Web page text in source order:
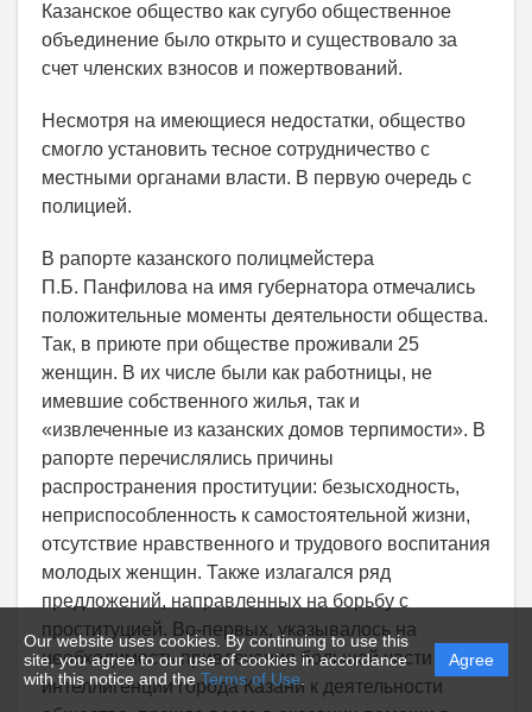
Our website uses cookies. By continuing to use this
site, you agree to our use of cookies in accordance
with this notice and theTerms of Use.
Agree
Казанское общество как сугубо общественное
объединение было открыто и существовало за
счет членских взносов и пожертвований.
Несмотря на имеющиеся недостатки, общество
смогло установить тесное сотрудничество с
местными органами власти. В первую очередь с
полицией.
В рапорте казанского полицмейстера
П.Б. Панфилова на имя губернатора отмечались
положительные моменты деятельности общества.
Так, в приюте при обществе проживали 25
женщин. В их числе были как работницы, не
имевшие собственного жилья, так и
«извлеченные из казанских домов терпимости». В
рапорте перечислялись причины
распространения проституции: безысходность,
неприспособленность к самостоятельной жизни,
отсутствие нравственного и трудового воспитания
молодых женщин. Также излагался ряд
предложений, направленных на борьбу с
проституцией. Во-первых, указывалось на
необходимость привлечения большей части
интеллигенции города Казани к деятельности